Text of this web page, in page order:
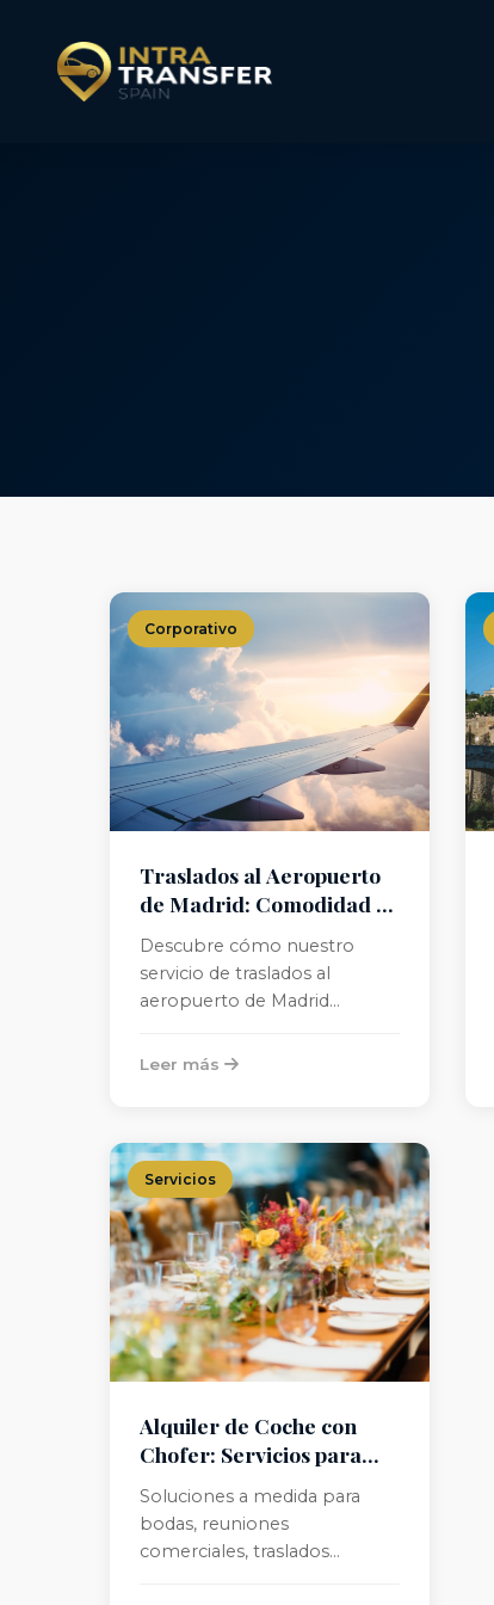
Corporativo
Traslados al Aeropuerto
de Madrid: Comodidad y
Puntualidad
Descubre cómo nuestro
servicio de traslados al
aeropuerto de Madrid
comodidad para todos tus
Leer más
Servicios
Alquiler de Coche con
Chofer: Servicios para
cada Ocasión
Soluciones a medida para
bodas, reuniones
comerciales, traslados